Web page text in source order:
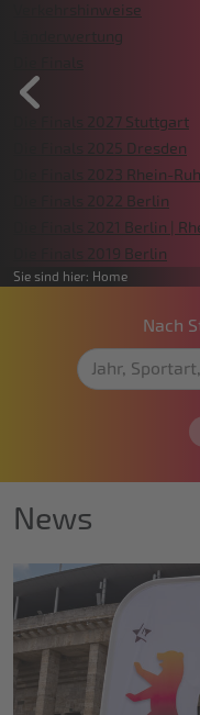
Verkehrshinweise
Länderwertung
Die Finals 2027 Stuttgart
Die Finals 2025 Dresden
Die Finals 2023 Rhein-
Die Finals 2022 Berlin
Die Finals 2021 Berlin |
Die Finals 2019 Berlin
Sie sind hier: Home
Nach
News